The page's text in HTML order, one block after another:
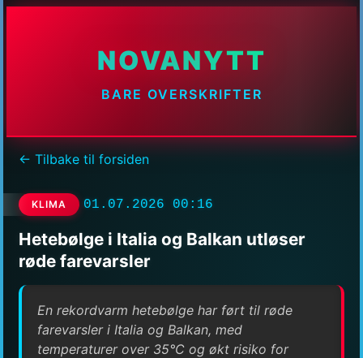
NOVANYTT
BARE OVERSKRIFTER
← Tilbake til forsiden
KLIMA 01.07.2026 00:16
Hetebølge i Italia og Balkan utløser
røde farevarsler
En rekordvarm hetebølge har ført til røde
farevarsler i Italia og Balkan, med
temperaturer over 35°C og økt risiko for